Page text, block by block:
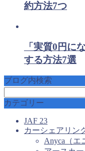
約方法7つ
「実質0円に
する方法7選
ブログ内検索
カテゴリー
JAF 23
カーシェアリン
Anyca（エ